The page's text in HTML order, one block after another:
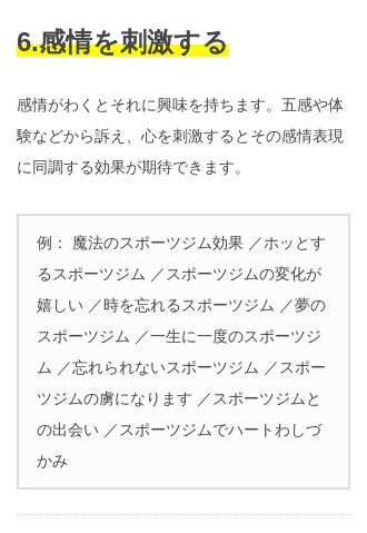
6.感情を刺激する
感情がわくとそれに興味を持ちます。五感や体
験などから訴え、心を刺激するとその感情表現
に同調する効果が期待できます。
例： 魔法のスポーツジム効果 ／ホッとす
るスポーツジム ／スポーツジムの変化が
嬉しい ／時を忘れるスポーツジム ／夢の
スポーツジム ／一生に一度のスポーツジ
ム ／忘れられないスポーツジム ／スポー
ツジムの虜になります ／スポーツジムと
の出会い ／スポーツジムでハートわしづ
かみ